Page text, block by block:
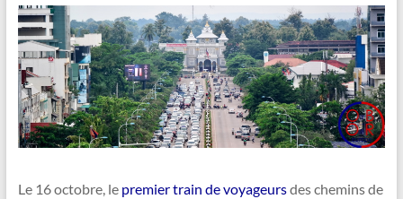
Le 16 octobre, le premier train de voyageursdes chemins de